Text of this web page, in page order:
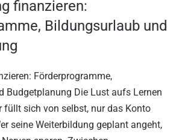
finanzieren:
Bildungsurlaub und
Förderprogramme,
Budgetplanung Die Lust aufs Lernen
füllt sich von selbst, nur das Konto
seine Weiterbildung geplant angeht,